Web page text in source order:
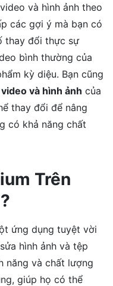
và hình ảnh theo
các gợi ý mà bạn có
thay đổi thực sự
bình thường của
kỳ diệu. Bạn cũng
và hình ảnh của
thay đổi để nâng
có khả năng chất
Trên
ứng dụng tuyệt vời
hình ảnh và tệp
năng và chất lượng
giúp họ có thể